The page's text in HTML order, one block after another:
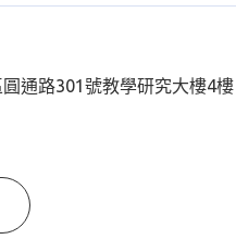
通路301號教學研究大樓4樓